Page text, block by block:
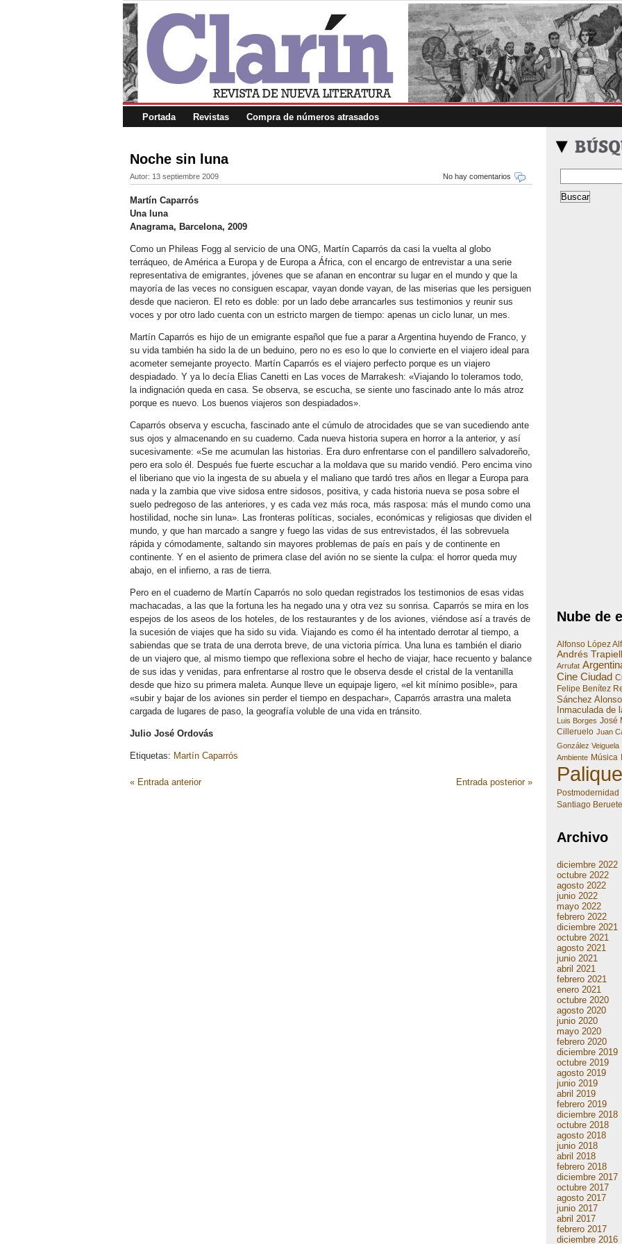
Portada Revistas Compra de números atrasados
Noche sin luna
No hay comentarios
Autor: 13 septiembre 2009
Martín Caparrós
Una luna
Anagrama, Barcelona, 2009
Como un Phileas Fogg al servicio de una ONG, Martín Caparrós da casi la vuelta al globo
terráqueo, de América a Europa y de Europa a África, con el encargo de entrevistar a una serie
representativa de emigrantes, jóvenes que se afanan en encontrar su lugar en el mundo y que la
mayoría de las veces no consiguen escapar, vayan donde vayan, de las miserias que les persiguen
desde que nacieron. El reto es doble: por un lado debe arrancarles sus testimonios y reunir sus
voces y por otro lado cuenta con un estricto margen de tiempo: apenas un ciclo lunar, un mes.
Martín Caparrós es hijo de un emigrante español que fue a parar a Argentina huyendo de Franco, y
su vida también ha sido la de un beduino, pero no es eso lo que lo convierte en el viajero ideal para
acometer semejante proyecto. Martín Caparrós es el viajero perfecto porque es un viajero
despiadado. Y ya lo decía Elias Canetti en Las voces de Marrakesh: «Viajando lo toleramos todo,
la indignación queda en casa. Se observa, se escucha, se siente uno fascinado ante lo más atroz
porque es nuevo. Los buenos viajeros son despiadados».
Caparrós observa y escucha, fascinado ante el cúmulo de atrocidades que se van sucediendo ante
sus ojos y almacenando en su cuaderno. Cada nueva historia supera en horror a la anterior, y así
sucesivamente: «Se me acumulan las historias. Era duro enfrentarse con el pandillero salvadoreño,
pero era solo él. Después fue fuerte escuchar a la moldava que su marido vendió. Pero encima vino
el liberiano que vio la ingesta de su abuela y el maliano que tardó tres años en llegar a Europa para
nada y la zambia que vive sidosa entre sidosos, positiva, y cada historia nueva se posa sobre el
suelo pedregoso de las anteriores, y es cada vez más roca, más rasposa: más el mundo como una
hostilidad, noche sin luna». Las fronteras políticas, sociales, económicas y religiosas que dividen el
mundo, y que han marcado a sangre y fuego las vidas de sus entrevistados, él las sobrevuela
rápida y cómodamente, saltando sin mayores problemas de país en país y de continente en
continente. Y en el asiento de primera clase del avión no se siente la culpa: el horror queda muy
abajo, en el infierno, a ras de tierra.
Pero en el cuaderno de Martín Caparrós no solo quedan registrados los testimonios de esas vidas
machacadas, a las que la fortuna les ha negado una y otra vez su sonrisa. Caparrós se mira en los
espejos de los aseos de los hoteles, de los restaurantes y de los aviones, viéndose así a través de
la sucesión de viajes que ha sido su vida. Viajando es como él ha intentado derrotar al tiempo, a
sabiendas que se trata de una derrota breve, de una victoria pírrica. Una luna es también el diario
de un viajero que, al mismo tiempo que reflexiona sobre el hecho de viajar, hace recuento y balance
de sus idas y venidas, para enfrentarse al rostro que le observa desde el cristal de la ventanilla
desde que hizo su primera maleta. Aunque lleve un equipaje ligero, «el kit mínimo posible», para
«subir y bajar de los aviones sin perder el tiempo en despachar», Caparrós arrastra una maleta
cargada de lugares de paso, la geografía voluble de una vida en tránsito.
Julio José Ordovás
Etiquetas: Martín Caparrós
« Entrada anterior Entrada posterior »
Nube de
Alfonso López
Andrés
Arrufat
Cine Ciudad
Felipe Benítez
Sánchez Alonso
Inmaculada de
Luis Borges José
Cilleruelo Juan
González Veiguela
Ambiente Música
Postmodernidad
Santiago Beruete
Archivo
diciembre 2022
octubre 2022
agosto 2022
junio 2022
mayo 2022
febrero 2022
diciembre 2021
octubre 2021
agosto 2021
junio 2021
abril 2021
febrero 2021
enero 2021
octubre 2020
agosto 2020
junio 2020
mayo 2020
febrero 2020
diciembre 2019
octubre 2019
agosto 2019
junio 2019
abril 2019
febrero 2019
diciembre 2018
octubre 2018
agosto 2018
junio 2018
abril 2018
febrero 2018
diciembre 2017
octubre 2017
agosto 2017
junio 2017
abril 2017
febrero 2017
diciembre 2016